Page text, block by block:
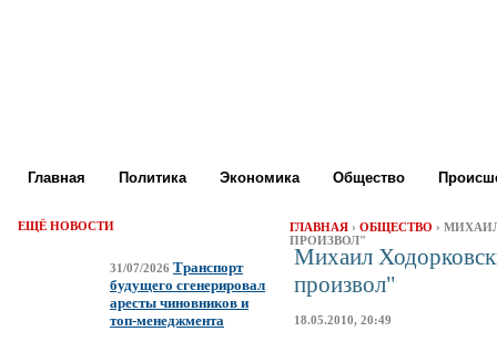
Главная Политика Экономика Общество
ЕЩЁ НОВОСТИ
31/07/2026 Транспорт
будущего сгенерировал
аресты чиновников и
топ-менеджмента
ГЛАВНАЯ › ОБЩЕСТВО ›
ПРОИЗВОЛ"
Михаил
произвол"
18.05.2010, 20:49